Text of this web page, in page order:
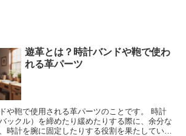
遊革とは？時計バンドや鞄で使わ
れる革パーツ
や鞄で使用される革パーツのことです。 時計
ックル）を締めたり緩めたりする際に、余分な
時計を腕に固定したりする役割を果たしていま